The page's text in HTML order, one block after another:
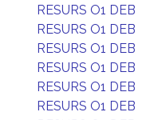
RESURS O1 DEB
RESURS O1 DEB
RESURS O1 DEB
RESURS O1 DEB
RESURS O1 DEB
RESURS O1 DEB